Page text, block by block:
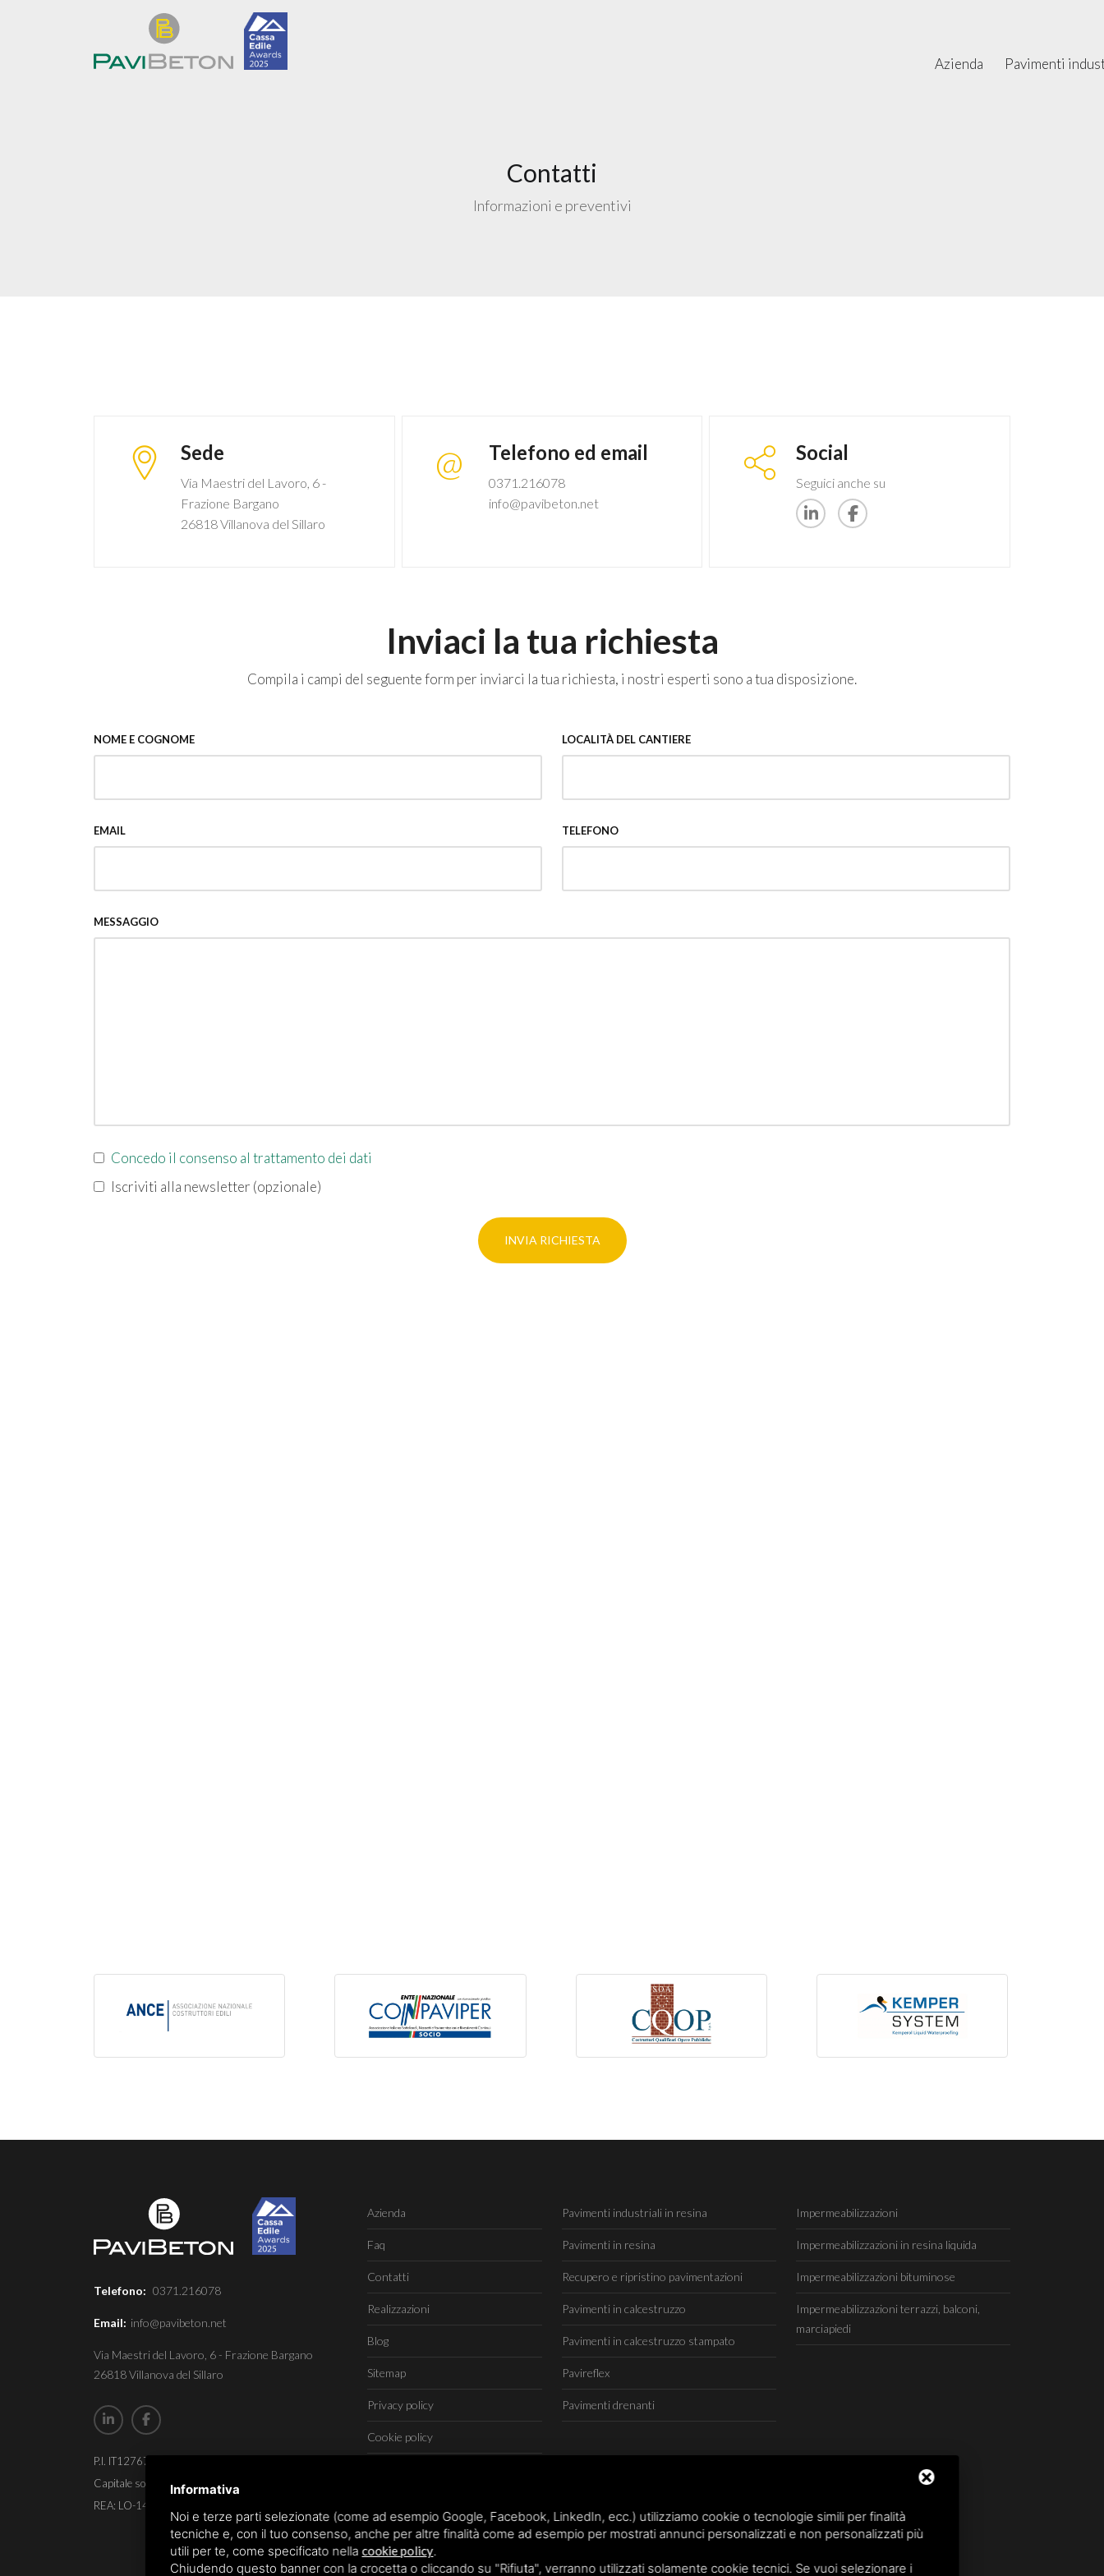
Azienda Pavimenti
Contatti
Informazioni e preventivi
Sede
Via Maestri del Lavoro, 6 -
Frazione Bargano
26818 Villanova del Sillaro
@ Telefono ed email
0371.216078
info@pavibeton.net
Social
Seguici anche su
Inviaci la tua richiesta
Compila i campi del seguente form per inviarci la tua richiesta, i nostri esperti sono a tua disposizione.
NOME E COGNOME LOCALITÀ DEL CANTIERE
EMAIL TELEFONO
MESSAGGIO
Concedo il consenso al trattamento dei dati
Iscriviti alla newsletter (opzionale)
INVIA RICHIESTA
Telefono: 0371.216078
Email: info@pavibeton.net
Via Maestri del Lavoro, 6 - Frazione Bargano
26818 Villanova del Sillaro
P.I. IT12767870152
Capitale sociale aziendale € 10.200,00
REA: LO-1451913
Azienda
Faq
Contatti
Realizzazioni
Blog
Sitemap
Privacy policy
Cookie policy
Pavimenti industriali in resina
Pavimenti in resina
Recupero e ripristino pavimentazioni
Pavimenti in calcestruzzo
Pavimenti in calcestruzzo stampato
Pavireflex
Pavimenti drenanti
Impermeabilizzazioni
Impermeabilizzazioni in resina liquida
Impermeabilizzazioni bituminose
Impermeabilizzazioni terrazzi, balconi,
marciapiedi
Informativa
Noi e terze parti selezionate (come ad esempio Google, Facebook, LinkedIn, ecc.) utilizziamo cookie o tecnologie simili per finalità
tecniche e, con il tuo consenso, anche per altre finalità come ad esempio per mostrati annunci personalizzati e non personalizzati più
utili per te, come specificato nellacookie policy.
Chiudendo questo banner con la crocetta o cliccando su "Rifiuta", verranno utilizzati solamente cookie tecnici. Se vuoi selezionare i